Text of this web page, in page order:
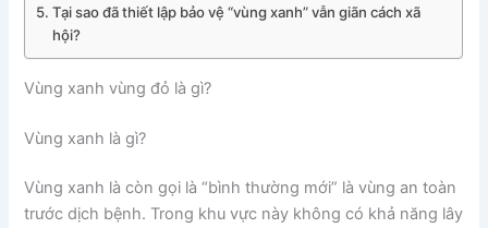
Tại sao đã thiết lập bảo vệ “vùng xanh” vẫn giãn cách xã
hội?
Vùng xanh vùng đỏ là gì?
Vùng xanh là gì?
Vùng xanh là còn gọi là “bình thường mới” là vùng an toàn
trước dịch bệnh. Trong khu vực này không có khả năng lây